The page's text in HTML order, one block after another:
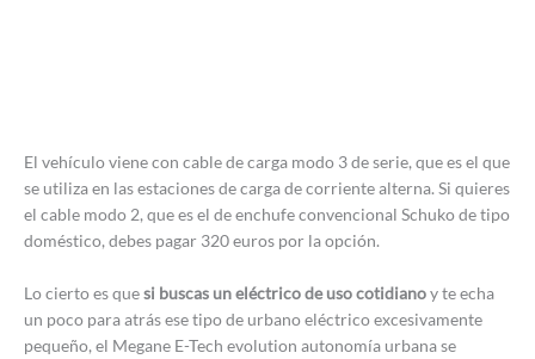
El vehículo viene con cable de carga modo 3 de serie, que es el que
se utiliza en las estaciones de carga de corriente alterna. Si quieres
el cable modo 2, que es el de enchufe convencional Schuko de tipo
doméstico, debes pagar 320 euros por la opción.
Lo cierto es quesi buscas un eléctrico de uso cotidianoy te echa
un poco para atrás ese tipo de urbano eléctrico excesivamente
pequeño, el Megane E-Tech evolution autonomía urbana se